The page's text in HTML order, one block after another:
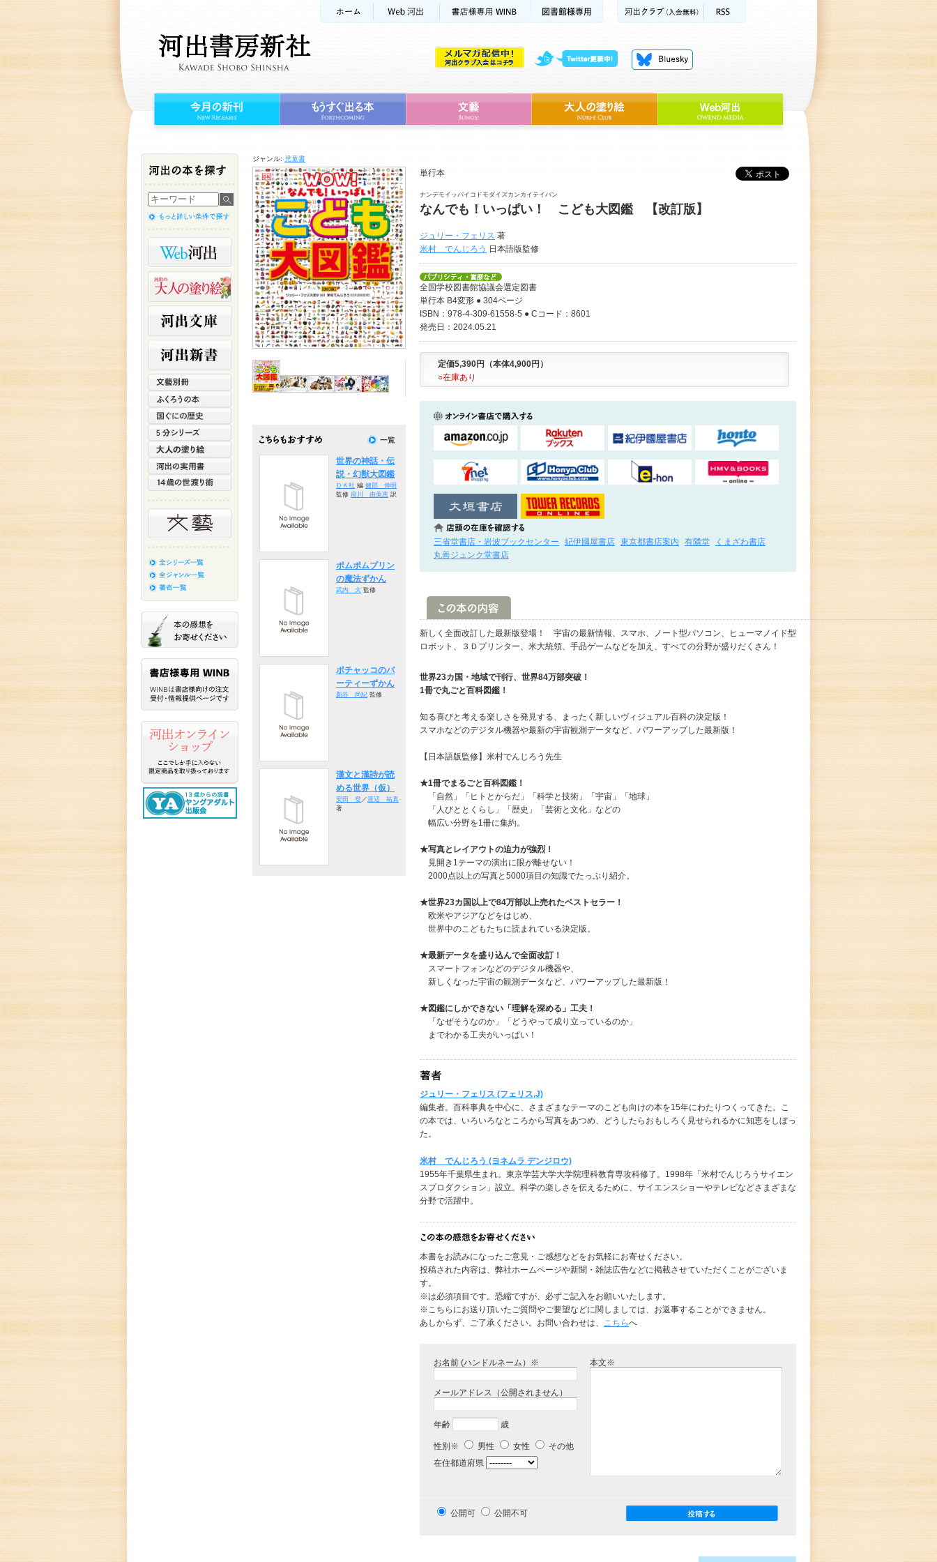
ジャンル: 児童書
単行本
ナンデモイッパイコドモダイズカンカイテイバン
なんでも！いっぱい！ こども大図鑑 【改訂版】
ジュリー・フェリス 著
米村 でんじろう 日本語版監修
全国学校図書館協議会選定図書
単行本 B4変形 ● 304ページ
ISBN：978-4-309-61558-5 ● Cコード：8601
発売日：2024.05.21
定価5,390円（本体4,900円）
○在庫あり
三省堂書店・岩波ブックセンター 紀伊國屋書店 東京都書店案内 有隣堂
くまざわ書店
丸善ジュンク堂書店
新しく全面改訂した最新版登場！ 宇宙の最新情報、スマホ、ノート型パソコン、ヒューマノイド型
ロボット、３Ｄプリンター、米大統領、手品ゲームなどを加え、すべての分野が盛りだくさん！
世界23カ国・地域で刊行、世界84万部突破！
1冊で丸ごと百科図鑑！
知る喜びと考える楽しさを発見する、まったく新しいヴィジュアル百科の決定版！
スマホなどのデジタル機器や最新の宇宙観測データなど、パワーアップした最新版！
【日本語版監修】米村でんじろう先生
★1冊でまるごと百科図鑑！
「自然」「ヒトとからだ」「科学と技術」「宇宙」「地球」
「人びととくらし」「歴史」「芸術と文化」などの
幅広い分野を1冊に集約。
★写真とレイアウトの迫力が強烈！
見開き1テーマの演出に眼が離せない！
2000点以上の写真と5000項目の知識でたっぷり紹介。
★世界23カ国以上で84万部以上売れたベストセラー！
欧米やアジアなどをはじめ、
世界中のこどもたちに読まれている決定版。
★最新データを盛り込んで全面改訂！
スマートフォンなどのデジタル機器や、
新しくなった宇宙の観測データなど、パワーアップした最新版！
★図鑑にしかできない「理解を深める」工夫！
「なぜそうなのか」「どうやって成り立っているのか」
までわかる工夫がいっぱい！
ジュリー・フェリス (フェリス,J)
編集者。百科事典を中心に、さまざまなテーマのこども向けの本を15年にわたりつくってきた。こ
の本では、いろいろなところから写真をあつめ、どうしたらおもしろく見せられるかに知恵をしぼっ
た。
米村 でんじろう (ヨネムラ デンジロウ)
1955年千葉県生まれ。東京学芸大学大学院理科教育専攻科修了。1998年「米村でんじろうサイエン
スプロダクション」設立。科学の楽しさを伝えるために、サイエンスショーやテレビなどさまざまな
分野で活躍中。
本書をお読みになったご意見・ご感想などをお気軽にお寄せください。
投稿された内容は、弊社ホームページや新聞・雑誌広告などに掲載させていただくことがございま
す。
※は必須項目です。恐縮ですが、必ずご記入をお願いいたします。
※こちらにお送り頂いたご質問やご要望などに関しましては、お返事することができません。
あしからず、ご了承ください。お問い合わせは、 こちらへ
お名前 (ハンドルネーム）※
メールアドレス（公開されません）
年齢 歳
性別※ 男性 女性
その他
在住都道府県
本文※
公開可 公開不可
世界の神話・伝
説・幻獣大図鑑
ＤＫ社 編 健部 伸明
監修 府川 由美恵 訳
ポムポムプリン
の魔法ずかん
武内 大 監修
ポチャッコのパ
ーティーずかん
新谷 尚紀 監修
漢文と漢詩が読
める世界（仮）
安田 登 ／渡辺 祐真
著